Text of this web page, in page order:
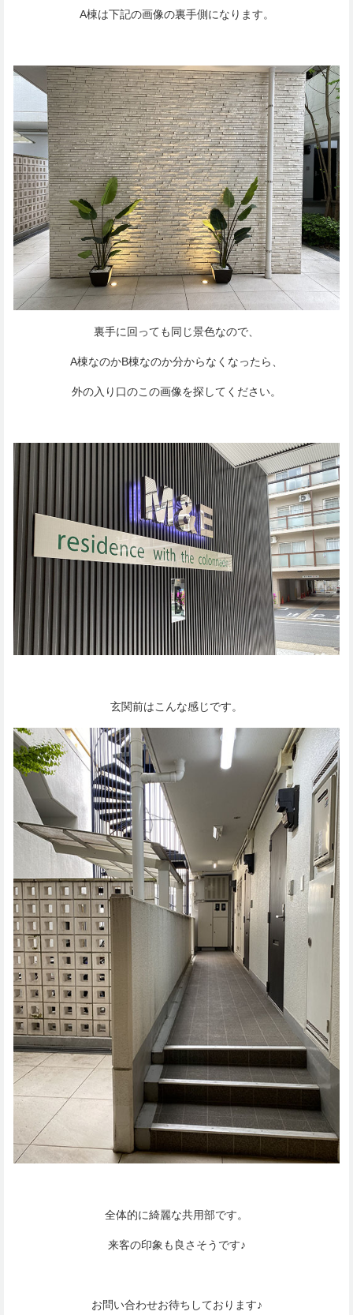
A棟は下記の画像の裏手側になります。
裏手に回っても同じ景色なので、
A棟なのかB棟なのか分からなくなったら、
外の入り口のこの画像を探してください。
玄関前はこんな感じです。
全体的に綺麗な共用部です。
来客の印象も良さそうです♪
お問い合わせお待ちしております♪